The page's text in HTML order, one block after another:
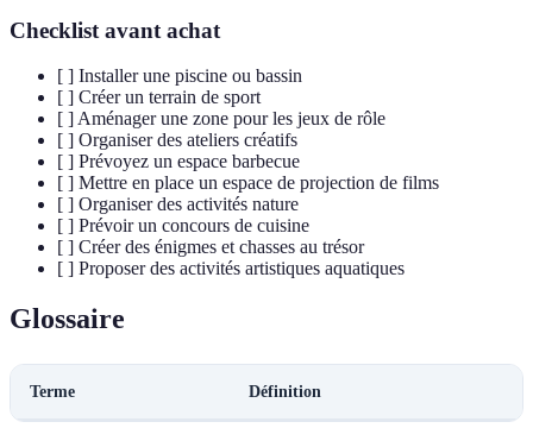
Checklist avant achat
[ ] Installer une piscine ou bassin
[ ] Créer un terrain de sport
[ ] Aménager une zone pour les jeux de rôle
[ ] Organiser des ateliers créatifs
[ ] Prévoyez un espace barbecue
[ ] Mettre en place un espace de projection de films
[ ] Organiser des activités nature
[ ] Prévoir un concours de cuisine
[ ] Créer des énigmes et chasses au trésor
[ ] Proposer des activités artistiques aquatiques
Glossaire
Terme Définition